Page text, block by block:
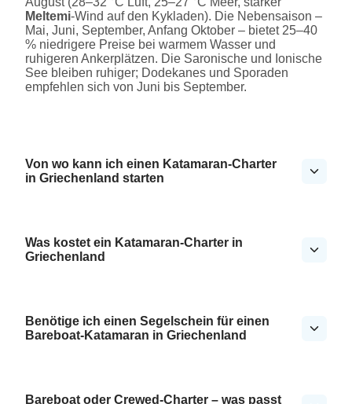
Meltemi-Wind auf den Kykladen). Die Nebensaison –
Mai, Juni, September, Anfang Oktober – bietet 25–40
% niedrigere Preise bei warmem Wasser und
ruhigeren Ankerplätzen. Die Saronische und Ionische
See bleiben ruhiger; Dodekanes und Sporaden
empfehlen sich von Juni bis September.
Von wo kann ich einen Katamaran-Charter
in Griechenland starten
Was kostet ein Katamaran-Charter in
Griechenland
Benötige ich einen Segelschein für einen
Bareboat-Katamaran in Griechenland
Bareboat oder Crewed-Charter – was passt